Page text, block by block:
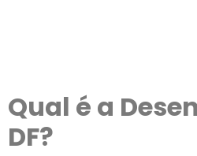
Qual é a
DF?